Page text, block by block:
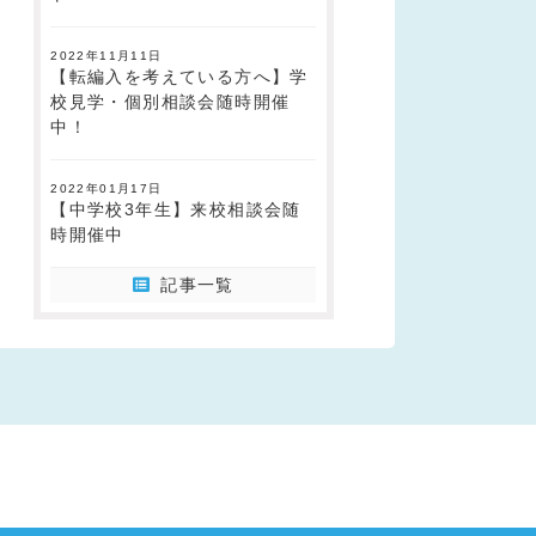
2022年11月11日
【転編入を考えている方へ】学
校見学・個別相談会随時開催
中！
2022年01月17日
【中学校3年生】来校相談会随
時開催中
記事一覧